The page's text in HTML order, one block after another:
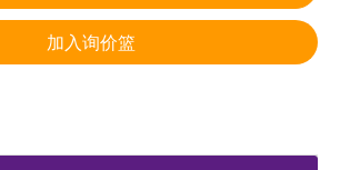
加入询价篮